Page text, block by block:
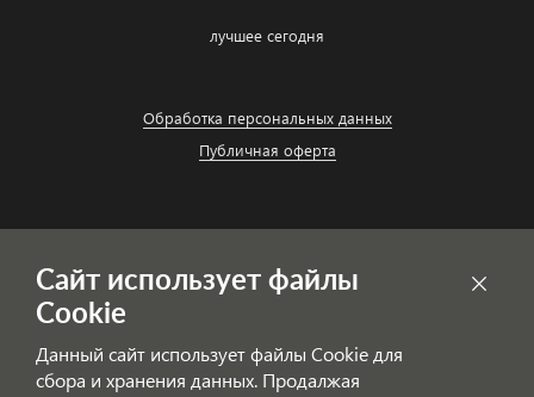
лучшее сегодня
Обработка персональных данных
Публичная оферта
Сайт использует файлы
Cookie
Данный сайт использует файлы Cookie для
сбора и хранения данных. Продалжая